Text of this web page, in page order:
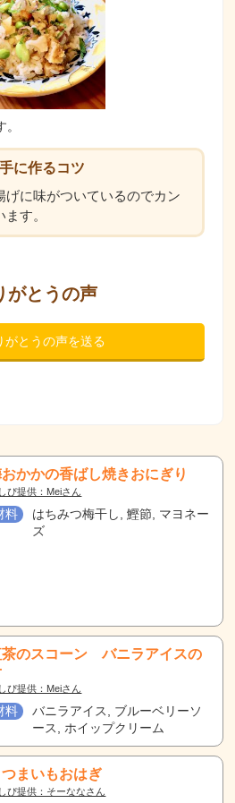
手に作るコツ
げに味がついているのでカン
す。
がとうの声
とうの声を送る
かかの香ばし焼きおにぎり
ぴ提供：Meiさん
料
はちみつ梅干し, 鰹節, マヨネー
ズ
茶のスコーン バニラアイスの
ぴ提供：Meiさん
料
バニラアイス, ブルーベリーソ
ース, ホイップクリーム
つまいもおはぎ
ぴ提供：そーななさん